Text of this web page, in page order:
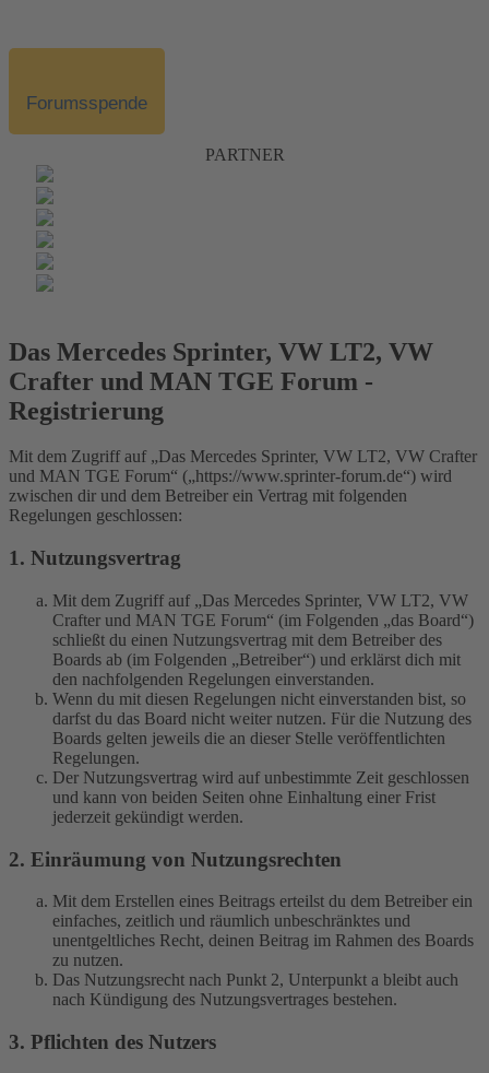
Forumsspende
PARTNER
Das Mercedes Sprinter, VW LT2, VW
Crafter und MAN TGE Forum -
Registrierung
Mit dem Zugriff auf „Das Mercedes Sprinter, VW LT2, VW Crafter
und MAN TGE Forum“ („https://www.sprinter-forum.de“) wird
zwischen dir und dem Betreiber ein Vertrag mit folgenden
Regelungen geschlossen:
1. Nutzungsvertrag
Mit dem Zugriff auf „Das Mercedes Sprinter, VW LT2, VW
Crafter und MAN TGE Forum“ (im Folgenden „das Board“)
schließt du einen Nutzungsvertrag mit dem Betreiber des
Boards ab (im Folgenden „Betreiber“) und erklärst dich mit
den nachfolgenden Regelungen einverstanden.
Wenn du mit diesen Regelungen nicht einverstanden bist, so
darfst du das Board nicht weiter nutzen. Für die Nutzung des
Boards gelten jeweils die an dieser Stelle veröffentlichten
Regelungen.
Der Nutzungsvertrag wird auf unbestimmte Zeit geschlossen
und kann von beiden Seiten ohne Einhaltung einer Frist
jederzeit gekündigt werden.
2. Einräumung von Nutzungsrechten
Mit dem Erstellen eines Beitrags erteilst du dem Betreiber ein
einfaches, zeitlich und räumlich unbeschränktes und
unentgeltliches Recht, deinen Beitrag im Rahmen des Boards
zu nutzen.
Das Nutzungsrecht nach Punkt 2, Unterpunkt a bleibt auch
nach Kündigung des Nutzungsvertrages bestehen.
3. Pflichten des Nutzers